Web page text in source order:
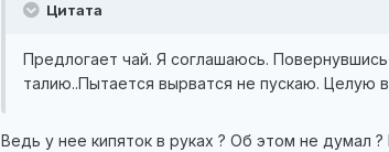
Цитата
Предлогает чай. Я соглашаюсь.
талию..Пытается вырватся не пускаю. Целую
Ведь у нее кипяток в руках ? Об этом не думал